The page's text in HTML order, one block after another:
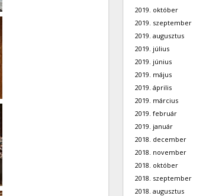
2019. október
2019. szeptember
2019. augusztus
2019. július
2019. június
2019. május
2019. április
2019. március
2019. február
2019. január
2018. december
2018. november
2018. október
2018. szeptember
2018. augusztus